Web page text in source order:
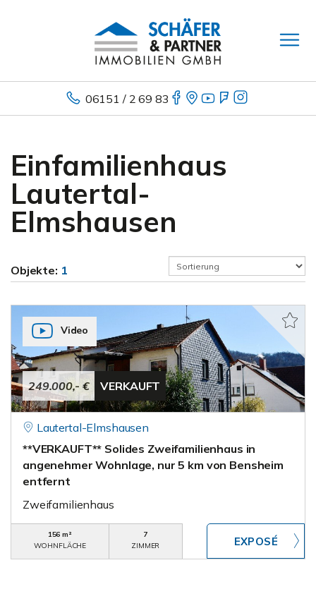
06151 / 2 69 83
Einfamilienhaus
Lautertal-
Elmshausen
Objekte: 1
249.000,- € VERKAUFT
Video
Lautertal-Elmshausen
**VERKAUFT** Solides Zweifamilienhaus in
angenehmer Wohnlage, nur 5 km von Bensheim
entfernt
Zweifamilienhaus
156 m²
WOHNFLÄCHE
7
ZIMMER